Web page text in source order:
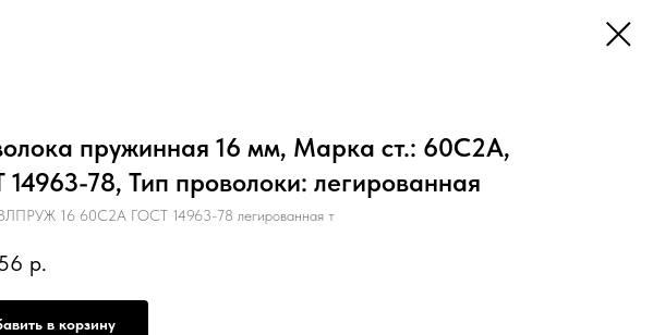
пружинная 16 мм, Марка ст.: 60С2А,
14963-78, Тип проволоки: легированная
16 60С2А ГОСТ 14963-78 легированная т
р.
в корзину